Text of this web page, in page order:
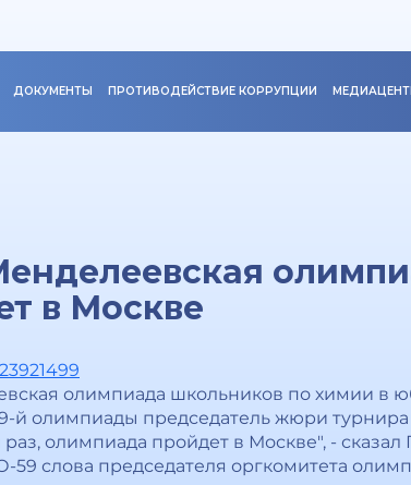
ДОКУМЕНТЫ ПРОТИВОДЕЙСТВИЕ КОРРУПЦИИ
в Москве
олимпиада школьников по химии в
й олимпиады председатель жюри турнира
олимпиада пройдет в Москве", - сказал
слова председателя оргкомитета